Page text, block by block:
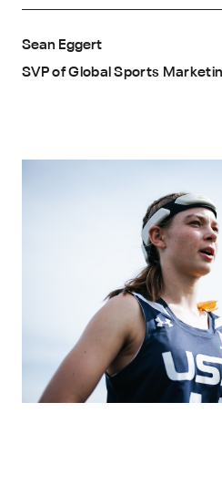
Sean Eggert
SVP of Global Sports